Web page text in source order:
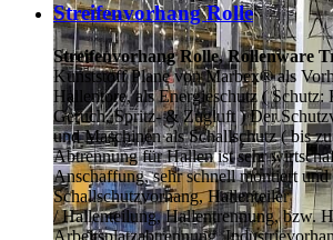
Streifenvorhang Rolle
Streifenvorhang Rolle, Rollenware
Kunststoff Plane von Marbex® als
Hallentore, als Energieschutz (Schutz:
Geruch, Spritz- & Zugluft ) Der
und Maschinen als Schallschutz ( bis
Abtrennung für Hallen ist sehr
Anschaffung, sehr schnell montiert und
Schallschutzvorhang, Hallenteiler
/Hallenteilung,Hallentrennung, bzw.
Arbeitsplatzabtrennung.